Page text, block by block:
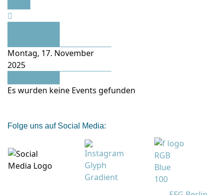
Montag, 17. November
2025
Es wurden keine Events gefunden
Folge uns auf Social Media: